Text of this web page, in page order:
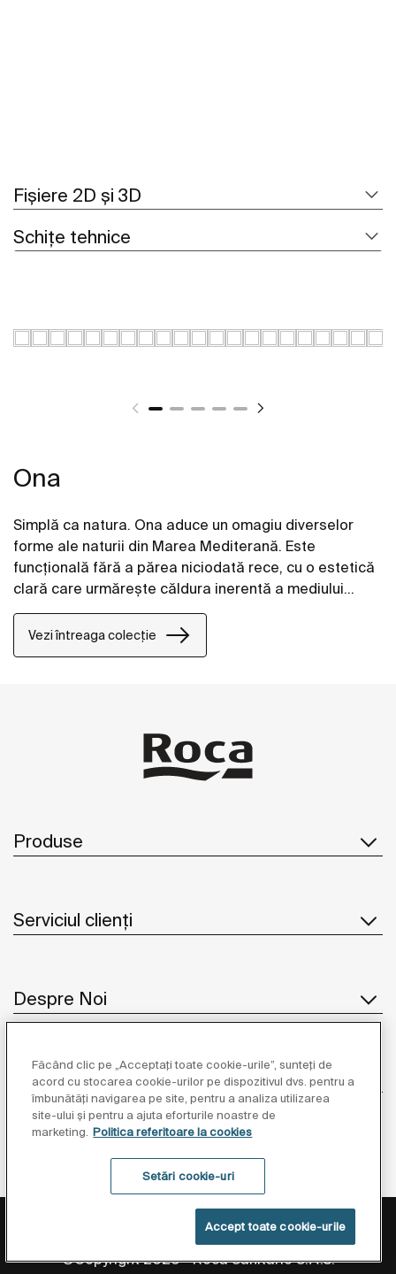
Fișiere 2D și 3D
Schițe tehnice
Ona
Simplă ca natura. Ona aduce un omagiu diverselor
forme ale naturii din Marea Mediterană. Este
funcțională fără a părea niciodată rece, cu o estetică
clară care urmărește căldura inerentă a mediului
natural, concepută pentru cei care se bucură de
puterea peisajelor liniștite.
Vezi întreaga colecție
Produse
Serviciul clienți
Despre Noi
Inspirație
Unde să ne găsiți
Politica de Protecție a Datelor
Informații Legale
Politica Referitoare La Cookies
©Copyright 2026 - Roca Sanitario S.A.U.
Făcând clic pe „Acceptați toate cookie-urile”, sunteți de
acord cu stocarea cookie-urilor pe dispozitivul dvs. pentru a
îmbunătăți navigarea pe site, pentru a analiza utilizarea
site-ului și pentru a ajuta eforturile noastre de
marketing. Politica referitoare la cookies
Setări cookie-uri
Accept toate cookie-urile